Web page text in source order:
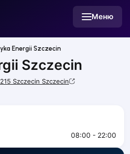
Меню
Energii Szczecin
Szczecin
Szczecin Szczecin
08:00 - 22:00